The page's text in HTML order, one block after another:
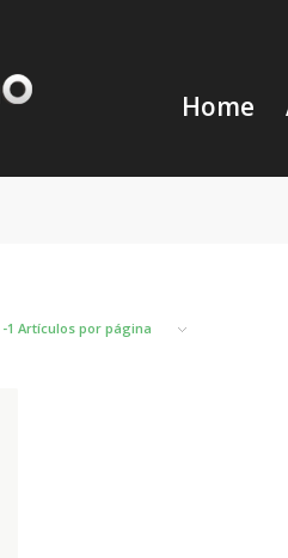
Home
-1 Artículos por página